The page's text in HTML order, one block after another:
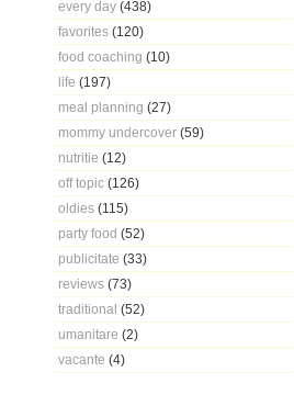
every day (438)
favorites (120)
food coaching (10)
life (197)
meal planning (27)
mommy undercover (59)
nutritie (12)
off topic (126)
oldies (115)
party food (52)
publicitate (33)
reviews (73)
traditional (52)
umanitare (2)
vacante (4)